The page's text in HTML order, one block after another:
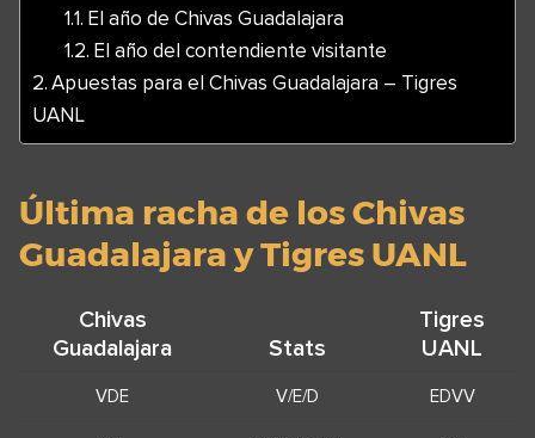
El año de Chivas Guadalajara
El año del contendiente visitante
Apuestas para el Chivas Guadalajara – Tigres
UANL
Última racha de los Chivas
Guadalajara y Tigres UANL
Chivas
Guadalajara
Stats
Tigres
UANL
VDE V/E/D EDVV